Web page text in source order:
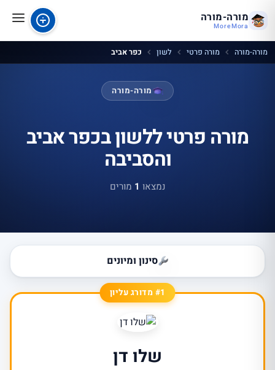
מורה-מורה
MoreMora
מורה-מורה מורה פרטי לשון כפר אביב
מורה-מורה
מורה פרטי ללשון בכפר אביב
והסביבה
נמצאו 1 מורים
סינון ומיונים
#1 מדורג עליון
שלו דן